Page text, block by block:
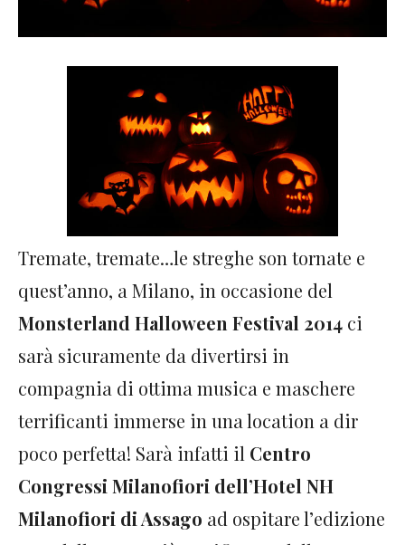
Tremate, tremate…le streghe son tornate e
quest’anno, a Milano, in occasione del
Monsterland Halloween Festival 2014 ci
sarà sicuramente da divertirsi in
compagnia di ottima musica e maschere
terrificanti immerse in una location a dir
poco perfetta! Sarà infatti il Centro
Congressi Milanofiori dell’Hotel NH
Milanofiori di Assago ad ospitare l’edizione